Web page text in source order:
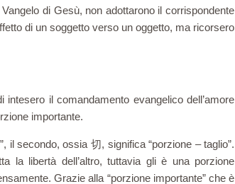
di Gesù, non adottarono il corrispondente
di un soggetto verso un oggetto, ma ricorsero
il comandamento evangelico dell’amore
importante.
il secondo, ossia 切, significa “porzione – taglio”.
la libertà dell’altro, tuttavia gli è una porzione
Grazie alla “porzione importante” che è